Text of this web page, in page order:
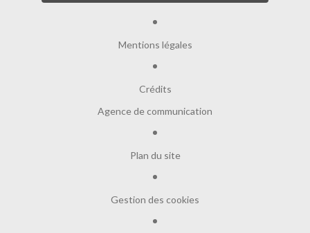
Mentions légales
Crédits
Agence de communication
Plan du site
Gestion des cookies